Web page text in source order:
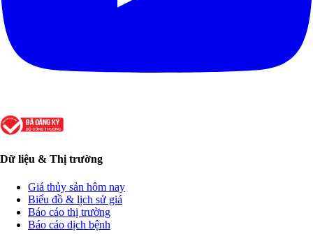
Dữ liệu & Thị trường
Giá thủy sản hôm nay
Biểu đồ & lịch sử giá
Báo cáo thị trường
Báo cáo dịch bệnh